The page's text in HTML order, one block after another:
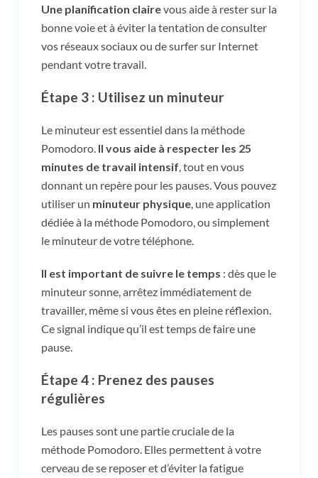
Une planification clairevous aide à rester sur la
bonne voie et à éviter la tentation de consulter
vos réseaux sociaux ou de surfer sur Internet
pendant votre travail.
Étape 3 : Utilisez un minuteur
Le minuteur est essentiel dans la méthode
Pomodoro. Il vous aide à respecter les 25
minutes de travail intensif , tout en vous
donnant un repère pour les pauses. Vous pouvez
utiliser un minuteur physique , une application
dédiée à la méthode Pomodoro, ou simplement
le minuteur de votre téléphone.
Il est important de suivre le temps : dès que le
minuteur sonne, arrêtez immédiatement de
travailler, même si vous êtes en pleine réflexion.
Ce signal indique qu’il est temps de faire une
pause.
Étape 4 : Prenez des pauses
régulières
Les pauses sont une partie cruciale de la
méthode Pomodoro. Elles permettent à votre
cerveau de se reposer et d’éviter la fatigue